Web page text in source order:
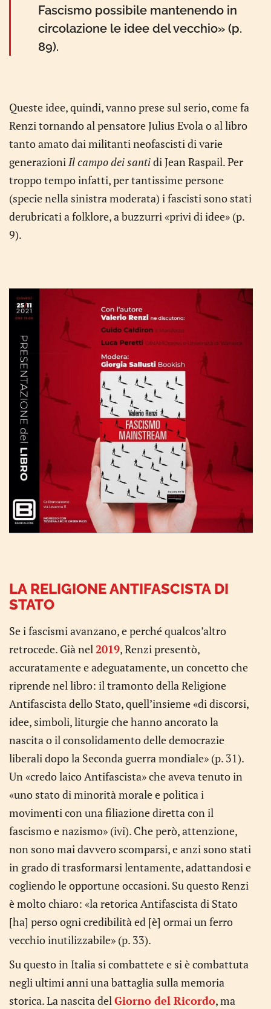
Fascismo possibile mantenendo in
circolazione le idee del vecchio» (p.
89).
Queste idee, quindi, vanno prese sul serio, come fa
Renzi tornando al pensatore Julius Evola o al libro
tanto amato dai militanti neofascisti di varie
generazioniIl campo dei santidi Jean Raspail. Per
troppo tempo infatti, per tantissime persone
(specie nella sinistra moderata) i fascisti sono stati
derubricati a folklore, a buzzurri «privi di idee» (p.
9).
LA RELIGIONE ANTIFASCISTA DI
STATO
Se i fascismi avanzano, e perché qualcos’altro
retrocede. Già nel2019, Renzi presentò,
accuratamente e adeguatamente, un concetto che
riprende nel libro: il tramonto della Religione
Antifascista dello Stato, quell’insieme «di discorsi,
idee, simboli, liturgie che hanno ancorato la
nascita o il consolidamento delle democrazie
liberali dopo la Seconda guerra mondiale» (p. 31).
Un «credo laico Antifascista» che aveva tenuto in
«uno stato di minorità morale e politica i
movimenti con una filiazione diretta con il
fascismo e nazismo» (ivi). Che però, attenzione,
non sono mai davvero scomparsi, e anzi sono stati
in grado di trasformarsi lentamente, adattandosi e
cogliendo le opportune occasioni. Su questo Renzi
è molto chiaro: «la retorica Antifascista di Stato
[ha] perso ogni credibilità ed [è] ormai un ferro
vecchio inutilizzabile» (p. 33).
Su questo in Italia si combattete e si è combattuta
negli ultimi anni una battaglia sulla memoria
storica. La nascita delGiorno del Ricordo, ma